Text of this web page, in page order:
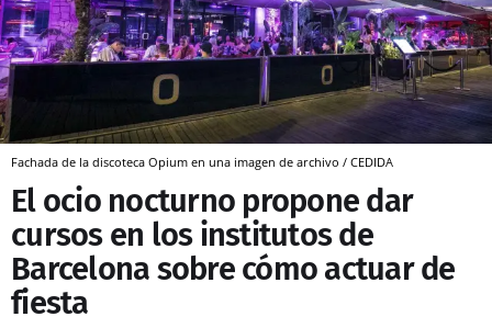
Fachada de la discoteca Opium en una imagen de archivo / CEDIDA
El ocio nocturno propone dar
cursos en los institutos de
Barcelona sobre cómo actuar de
fiesta